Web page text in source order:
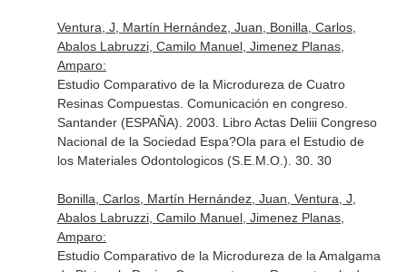
Ventura, J, Martín Hernández, Juan, Bonilla, Carlos,
Abalos Labruzzi, Camilo Manuel, Jimenez Planas,
Amparo:
Estudio Comparativo de la Microdureza de Cuatro
Resinas Compuestas. Comunicación en congreso.
Santander (ESPAÑA). 2003. Libro Actas Deliii Congreso
Nacional de la Sociedad Espa?Ola para el Estudio de
los Materiales Odontologicos (S.E.M.O.). 30. 30
Bonilla, Carlos, Martín Hernández, Juan, Ventura, J,
Abalos Labruzzi, Camilo Manuel, Jimenez Planas,
Amparo:
Estudio Comparativo de la Microdureza de la Amalgama